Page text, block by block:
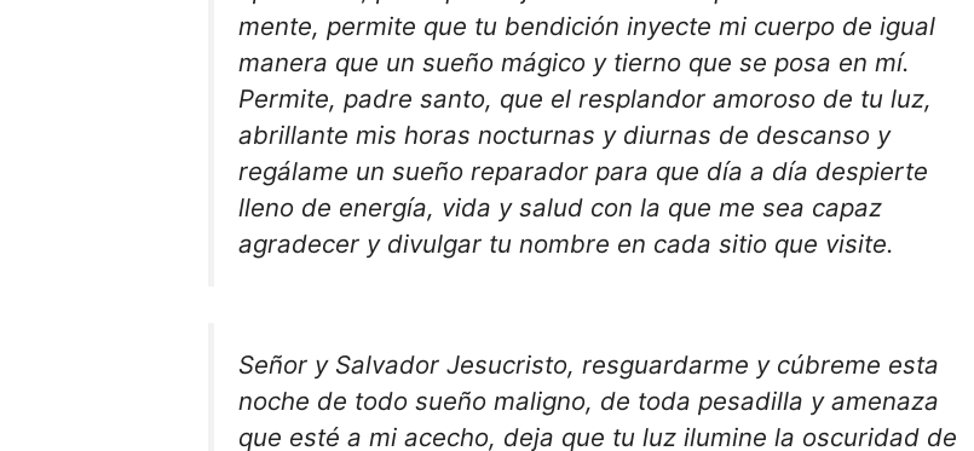
mente, permite que tu bendición inyecte mi cuerpo de igual
manera que un sueño mágico y tierno que se posa en mí.
Permite, padre santo, que el resplandor amoroso de tu luz,
abrillante mis horas nocturnas y diurnas de descanso y
regálame un sueño reparador para que día a día despierte
lleno de energía, vida y salud con la que me sea capaz
agradecer y divulgar tu nombre en cada sitio que visite.
Señor y Salvador Jesucristo, resguardarme y cúbreme esta
noche de todo sueño maligno, de toda pesadilla y amenaza
que esté a mi acecho, deja que tu luz ilumine la oscuridad de